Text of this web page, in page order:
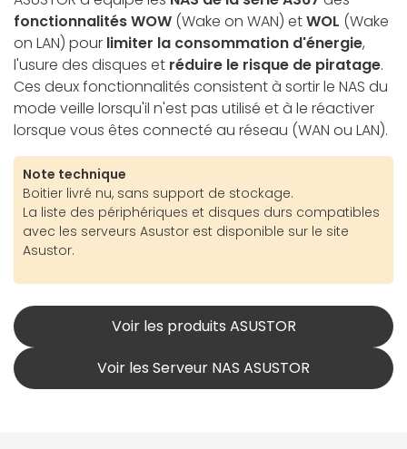
fonctionnalités WOW (Wake on WAN) etWOL (Wake
on LAN) pour limiter la consommation d'énergie,
l'usure des disques et réduire le risque de piratage.
Ces deux fonctionnalités consistent à sortir le NAS du
mode veille lorsqu'il n'est pas utilisé et à le réactiver
lorsque vous êtes connecté au réseau (WAN ou LAN).
Note technique
Boitier livré nu, sans support de stockage.
La liste des périphériques et disques durs compatibles
avec les serveurs Asustor est disponible sur le site
Asustor.
Voir les produits ASUSTOR
Voir les Serveur NAS ASUSTOR